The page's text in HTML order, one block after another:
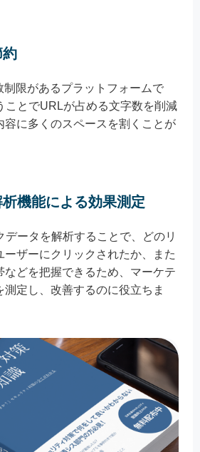
制限があるプラットフォームで
ことでURLが占める文字数を削減
容に多くのスペースを割くことが
機能による効果測定
ータを解析することで、どのリ
ーザーにクリックされたか、また
などを把握できるため、マーケテ
測定し、改善するのに役立ちま